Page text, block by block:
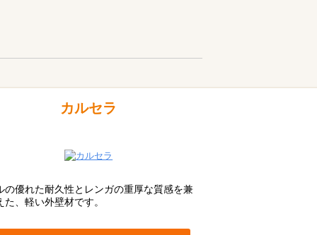
カルセラ
の優れた耐久性とレンガの重厚な質感を兼
た、軽い外壁材です。